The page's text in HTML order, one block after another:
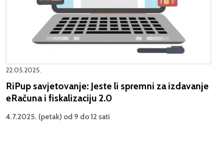
22.05.2025.
RiPup savjetovanje: Jeste li spremni za izdavanje
eRačuna i fiskalizaciju 2.0
4.7.2025. (petak) od 9 do 12 sati